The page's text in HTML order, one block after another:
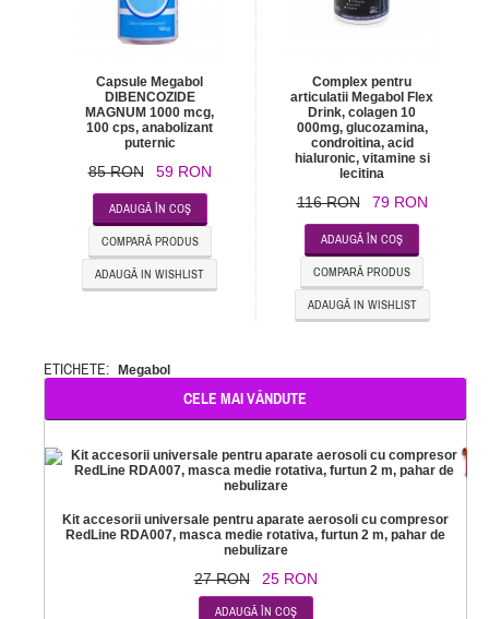
Capsule Megabol
DIBENCOZIDE
MAGNUM 1000 mcg,
100 cps, anabolizant
puternic
85 RON 59 RON
ADAUGĂ ÎN COŞ
COMPARĂ PRODUS
ADAUGĂ IN WISHLIST
Complex pentru
articulatii Megabol Flex
Drink, colagen 10
000mg, glucozamina,
condroitina, acid
hialuronic, vitamine si
lecitina
116 RON 79 RON
ADAUGĂ ÎN COŞ
COMPARĂ PRODUS
ADAUGĂ IN WISHLIST
ETICHETE: Megabol
CELE MAI VÂNDUTE
Kit accesorii universale pentru aparate aerosoli cu compresor
RedLine RDA007, masca medie rotativa, furtun 2 m, pahar de
nebulizare
27 RON 25 RON